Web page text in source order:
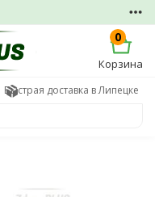
0
Корзина
Быстрая доставка в Липецке